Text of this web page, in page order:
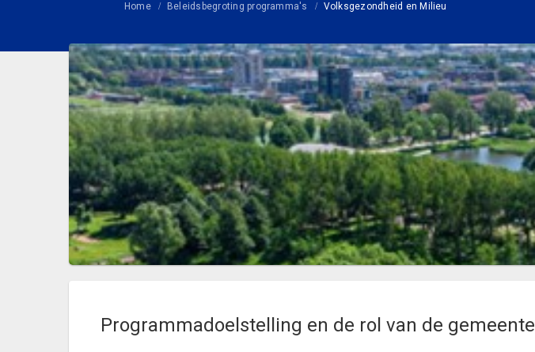
Home Beleidsbegroting programma's Volksgezondheid en Milieu
Programmadoelstelling en de rol van de gemeente